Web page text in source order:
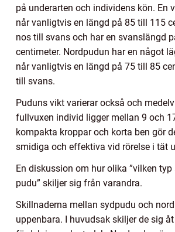
på underarten och individens kön. En
når vanligtvis en längd på 85 till 115
nos till svans och har en svanslängd
centimeter. Nordpudun har en något
når vanligtvis en längd på 75 till 85
till svans.
Puduns vikt varierar också och
fullvuxen individ ligger mellan 9 och
kompakta kroppar och korta ben gör
smidiga och effektiva vid rörelse i tät
En diskussion om hur olika ”vilken typ
pudu” skiljer sig från varandra.
Skillnaderna mellan sydpudu och
uppenbara. I huvudsak skiljer de sig